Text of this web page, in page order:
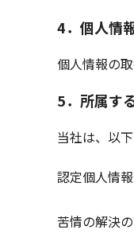
4． 個人情
個人情報の
5． 所属す
当社は、以
認定個人情
苦情の解決